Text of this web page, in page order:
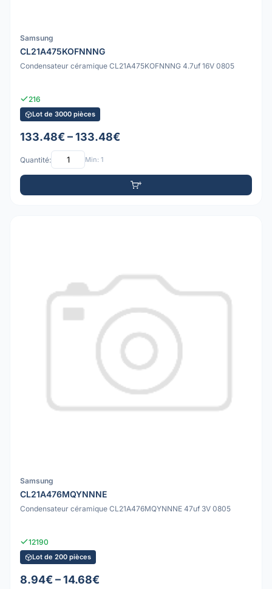
Samsung
CL21A475KOFNNNG
Condensateur céramique CL21A475KOFNNNG 4.7uf 16V 0805
216
Lot de 3000 pièces
133.48€ – 133.48€
Quantité: Min: 1
Samsung
CL21A476MQYNNNE
Condensateur céramique CL21A476MQYNNNE 47uf 3V 0805
12190
Lot de 200 pièces
8.94€ – 14.68€